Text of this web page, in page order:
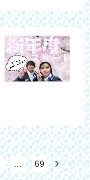
… 69